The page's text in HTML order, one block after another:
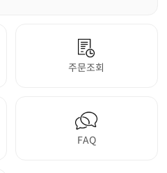
주문조회
FAQ